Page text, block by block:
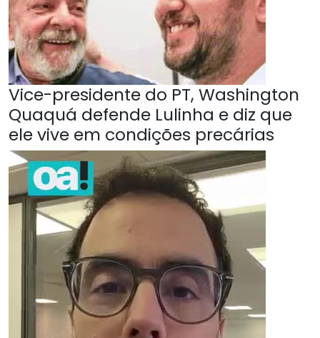
Vice-presidente do PT, Washington
Quaquá defende Lulinha e diz que
ele vive em condições precárias